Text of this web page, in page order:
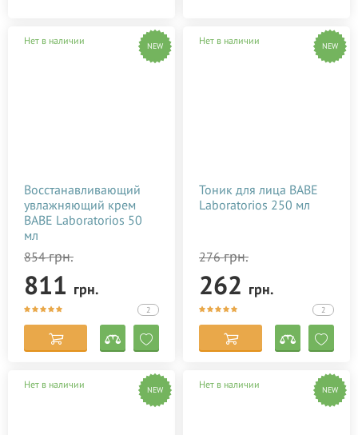
Нет в наличии NEW
Восстанавливающий
увлажняющий крем
BABE Laboratorios 50
мл
854грн.
811 грн.
2
Нет в наличии NEW
Тоник для лица BABE
Laboratorios 250 мл
276грн.
262 грн.
2
Нет в наличии NEW Нет в наличии NEW